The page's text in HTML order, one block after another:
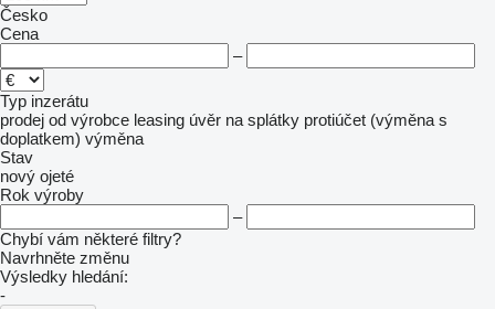
Česko
Cena
–
Typ inzerátu
prodej od výrobce leasing úvěr na splátky protiúčet (výměna s
doplatkem) výměna
Stav
nový ojeté
Rok výroby
–
Chybí vám některé filtry?
Navrhněte změnu
Výsledky hledání:
-